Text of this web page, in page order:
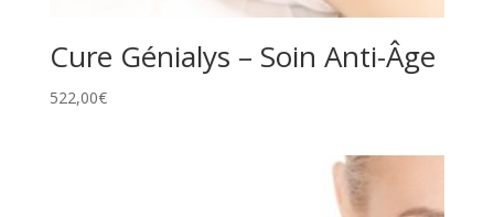
Cure Génialys – Soin Anti-Âge
522,00€